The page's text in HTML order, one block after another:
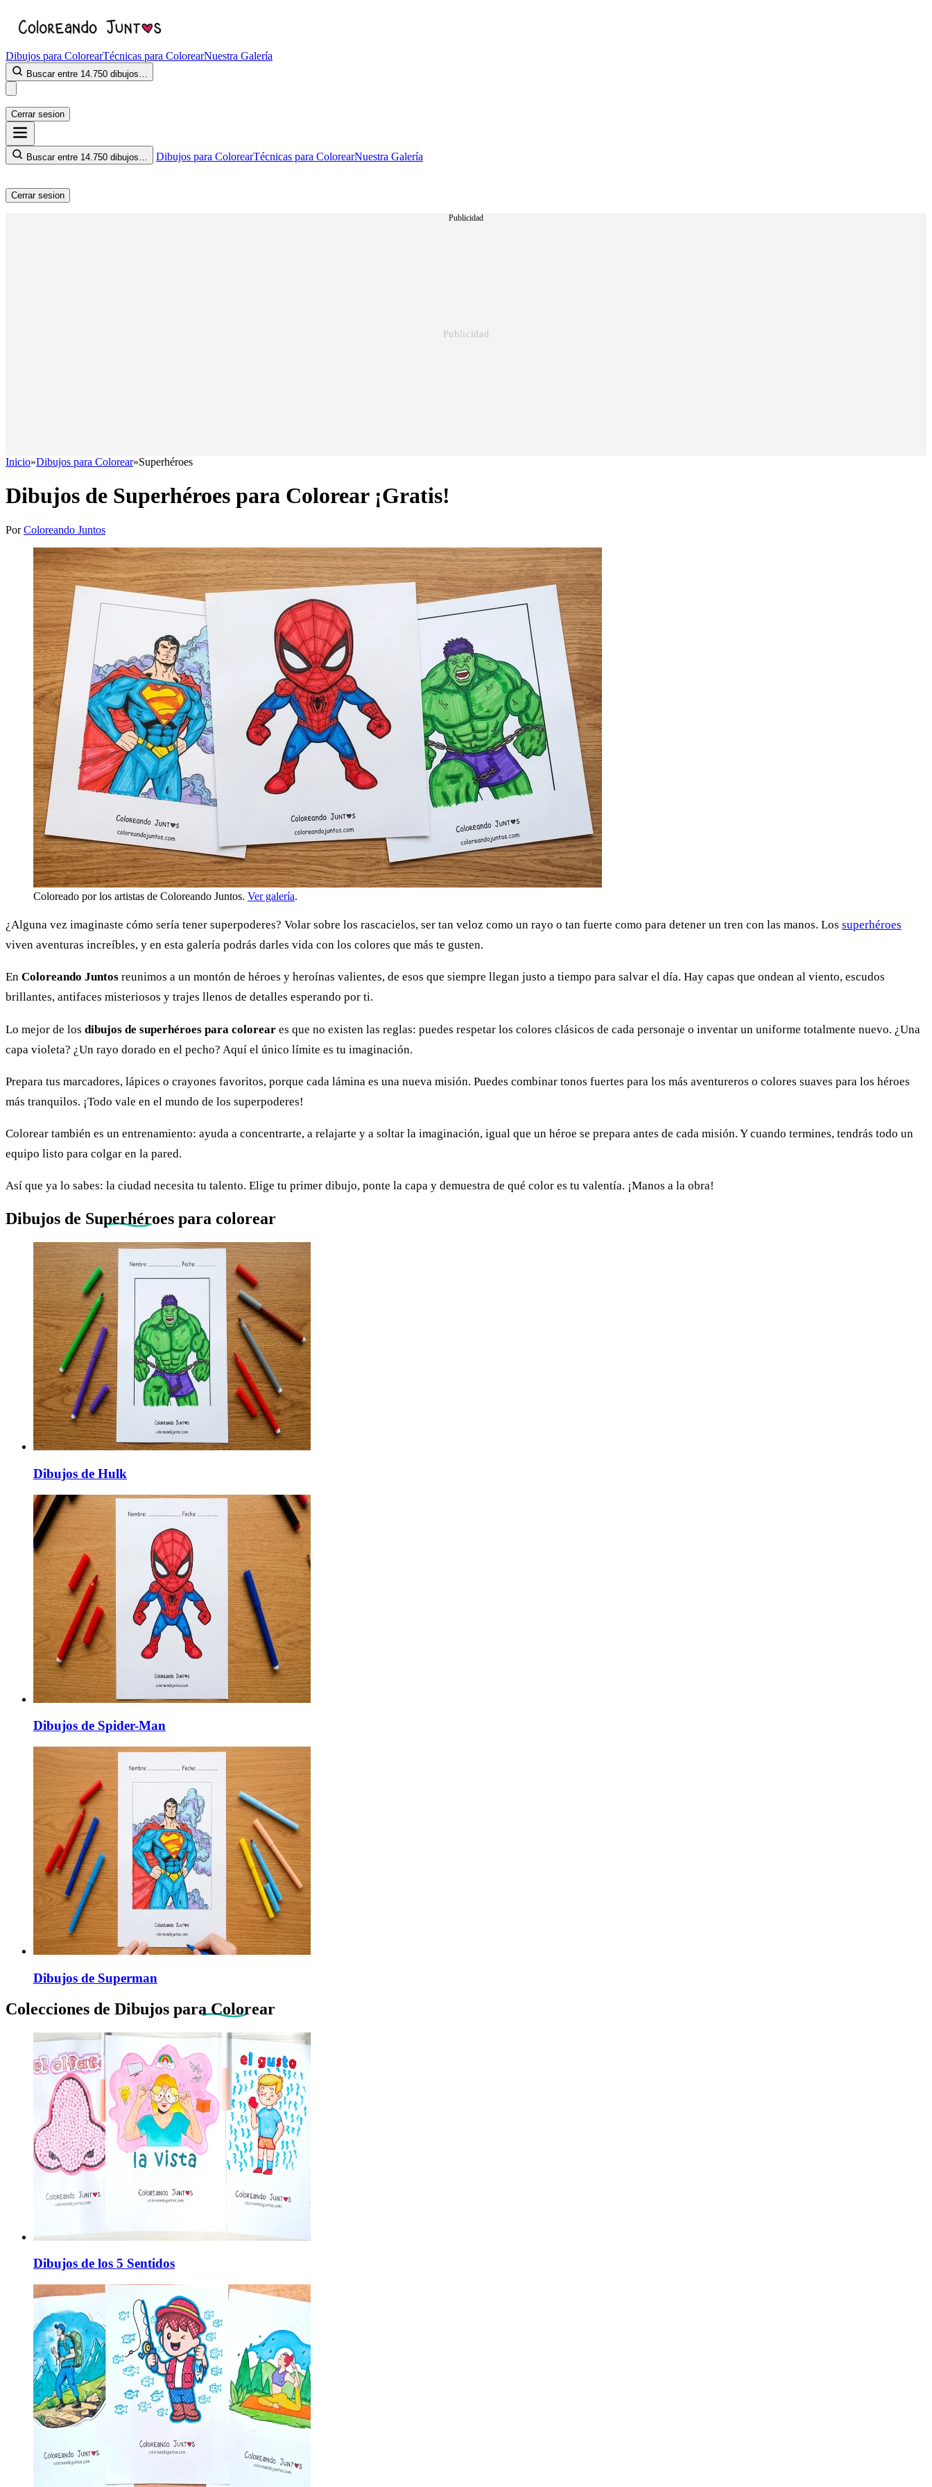
Dibujos para ColorearTécnicas para ColorearNuestra Galería
Buscar entre 14.750 dibujos…
Cerrar sesion
Buscar entre 14.750 dibujos… Dibujos para ColorearTécnicas para ColorearNuestra Galería
Cerrar sesion
Publicidad
Inicio»Dibujos para Colorear»Superhéroes
Dibujos de Superhéroes para Colorear ¡Gratis!
PorColoreando Juntos
Coloreado por los artistas de Coloreando Juntos. Ver galería.
¿Alguna vez imaginaste cómo sería tener superpoderes? Volar sobre los rascacielos, ser tan veloz como un rayo o tan fuerte como para detener un tren con las manos. Los superhéroes
viven aventuras increíbles, y en esta galería podrás darles vida con los colores que más te gusten.
En Coloreando Juntos reunimos a un montón de héroes y heroínas valientes, de esos que siempre llegan justo a tiempo para salvar el día. Hay capas que ondean al viento, escudos
brillantes, antifaces misteriosos y trajes llenos de detalles esperando por ti.
Lo mejor de los dibujos de superhéroes para colorear es que no existen las reglas: puedes respetar los colores clásicos de cada personaje o inventar un uniforme totalmente nuevo. ¿Una
capa violeta? ¿Un rayo dorado en el pecho? Aquí el único límite es tu imaginación.
Prepara tus marcadores, lápices o crayones favoritos, porque cada lámina es una nueva misión. Puedes combinar tonos fuertes para los más aventureros o colores suaves para los héroes
más tranquilos. ¡Todo vale en el mundo de los superpoderes!
Colorear también es un entrenamiento: ayuda a concentrarte, a relajarte y a soltar la imaginación, igual que un héroe se prepara antes de cada misión. Y cuando termines, tendrás todo un
equipo listo para colgar en la pared.
Así que ya lo sabes: la ciudad necesita tu talento. Elige tu primer dibujo, ponte la capa y demuestra de qué color es tu valentía. ¡Manos a la obra!
Dibujos de Superhéroes para colorear
Dibujos de Hulk
Dibujos de Spider-Man
Dibujos de Superman
Colecciones de Dibujos para Colorear
Dibujos de los 5 Sentidos